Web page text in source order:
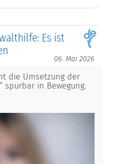
Es ist
06. Mai 2026
die Umsetzung der
spürbar in Bewegung.